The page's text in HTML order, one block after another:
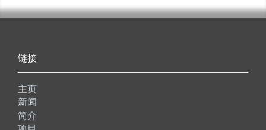
链接
主页
新闻
简介